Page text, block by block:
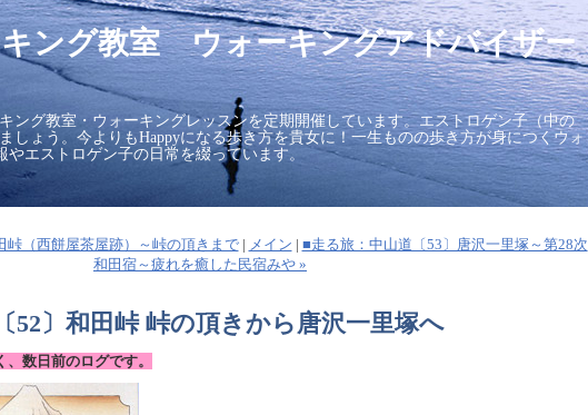
ング教室 ウォーキングアドバイザー
ング教室・ウォーキングレッスンを定期開催しています。エストロゲン子（中の
しょう。今よりもHappyになる歩き方を貴女に！一生ものの歩き方が身につくウォ
やエストロゲン子の日常を綴っています。
峠（西餅屋茶屋跡）～峠の頂きまで| メイン | ■走る旅：中山道〔53〕唐沢一里塚～第28次
和田宿～疲れを癒した民宿みや »
52〕和田峠 峠の頂きから唐沢一里塚へ
数日前のログです。